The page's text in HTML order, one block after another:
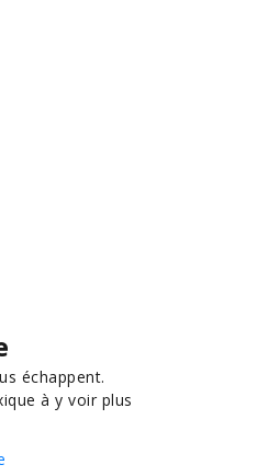
échappent.
à y voir plus